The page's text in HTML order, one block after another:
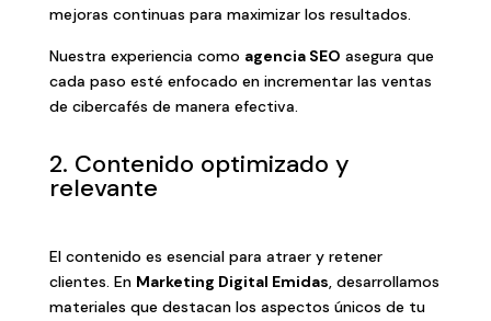
mejoras continuas para maximizar los resultados.
Nuestra experiencia como agencia SEO asegura que
cada paso esté enfocado en incrementar las ventas
de cibercafés de manera efectiva.
2. Contenido optimizado y
relevante
El contenido es esencial para atraer y retener
clientes. En Marketing Digital Emidas, desarrollamos
materiales que destacan los aspectos únicos de tu